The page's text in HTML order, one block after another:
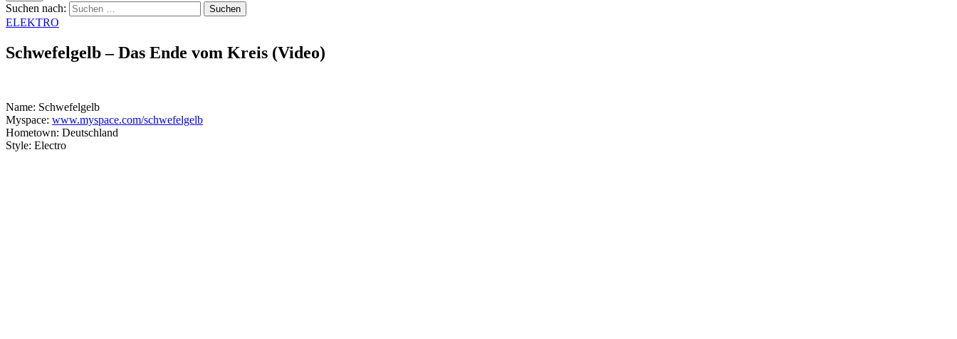
Suchen nach:
ELEKTRO
Schwefelgelb – Das Ende vom Kreis (Video)
Name: Schwefelgelb
Myspace: www.myspace.com/schwefelgelb
Hometown: Deutschland
Style: Electro